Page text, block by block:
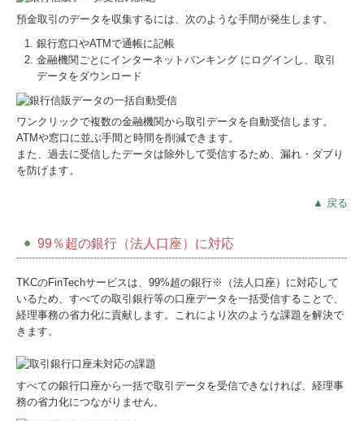
預金取引のデータを収集するには、次のような手間が発生します。
銀行窓口やATMで通帳に記帳
金融機関ごとにインターネットバンキング にログインし、取引
データをダウンロード
ワンクリックで複数の金融機関から取引データを自動受信します。
ATMや窓口に並ぶ手間と時間を削減できます。
また、過去に受信したデータは除外して受信するため、漏れ・ダブり
を防げます。
▲ 戻る
99％超の銀行（法人口座）に対応
TKCのFinTechサービスは、99%超の銀行※（法人口座）に対応して
いるため、すべての取引銀行等の口座データを一括受信することで、
経理事務の省力化に貢献します。これにより次のような課題を解決で
きます。
すべての銀行口座から一括で取引データを受信できなければ、経理事
務の省力化につながりません。